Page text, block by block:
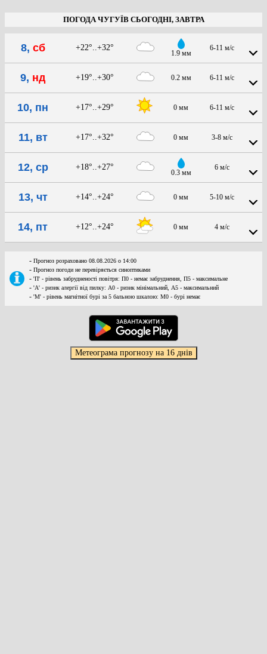
ПОГОДА ЧУГУЇВ СЬОГОДНІ, ЗАВТРА
8, сб +22°..+32°
1.9 мм
6-11 м/с
9, нд +19°..+30° 0.2 мм 6-11 м/с
10, пн +17°..+29° 0 мм 6-11 м/с
11, вт +17°..+32° 0 мм 3-8 м/с
12, ср +18°..+27°
0.3 мм
6 м/с
13, чт +14°..+24° 0 мм 5-10 м/с
14, пт +12°..+24° 0 мм 4 м/с
- Прогноз розраховано 08.08.2026 о 14:00
- Прогноз погоди не перевіряється синоптиками
- 'П' - рівень забрудненості повітря: П0 - немає забруднення, П5 - максимальне
- 'А' - ризик алергії від пилку: А0 - ризик мінімальний, А5 - максимальний
- 'М' - рівень магнітної бурі за 5 бальною шкалою: M0 - бурі немає